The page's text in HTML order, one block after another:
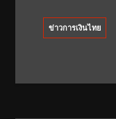
ข่าวการเงินไทย